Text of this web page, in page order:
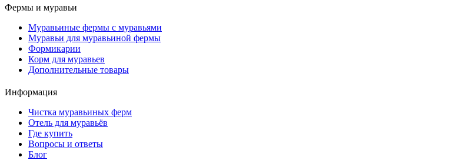
Фермы и муравьи
Муравьиные фермы с муравьями
Муравьи для муравьиной фермы
Формикарии
Корм для муравьев
Дополнительные товары
Информация
Чистка муравьиных ферм
Отель для муравьёв
Где купить
Вопросы и ответы
Блог